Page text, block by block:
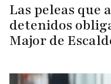
Las peleas que
detenidos
Major de